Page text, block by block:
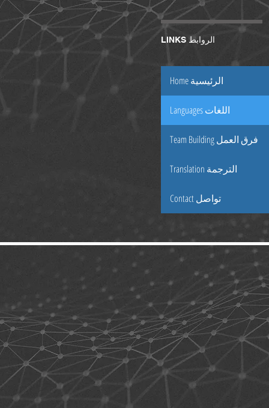
LINKS الروابط
Home الرئيسية
Languages اللغات
Team Building فرق العمل
Translation الترجمة
Contact تواصل